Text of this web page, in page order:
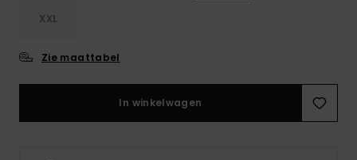
XXL
Zie maattabel
In winkelwagen